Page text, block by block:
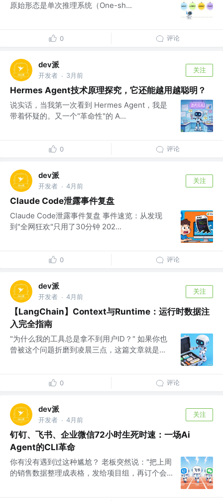
原始形态是单次推理系统（One-sh...
0 评论
dev派
开发者 · 3月前
关注
Hermes Agent技术原理探究，它还能越用越聪明？
说实话，当我第一次看到 Hermes Agent，我是
带着怀疑的。又一个"革命性"的 A...
0 评论
dev派
开发者 · 4月前
关注
Claude Code泄露事件复盘
Claude Code泄露事件复盘 事件速览：从发现
到"全网狂欢"只用了30分钟 202...
0 评论
dev派
开发者 · 4月前
关注
【LangChain】Context与Runtime：运行时数据注
入完全指南
"为什么我的工具总是拿不到用户ID？" 如果你也
曾被这个问题折磨到凌晨三点，这篇文章就是...
0 评论
dev派
开发者 · 4月前
关注
钉钉、飞书、企业微信72小时生死时速：一场Ai
Agent的CLI革命
你有没有遇到过这种尴尬？ 老板突然说："把上周
的销售数据整理成表格，发给项目组，再订个会...